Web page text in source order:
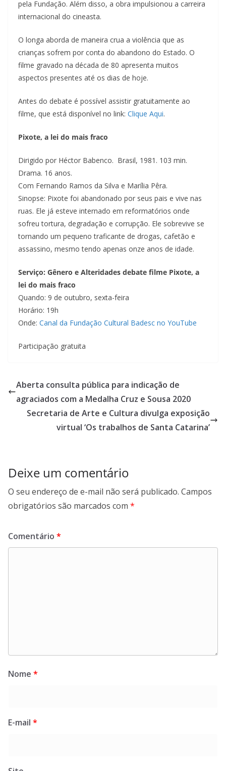
pela Fundação. Além disso, a obra impulsionou a carreira
internacional do cineasta.
O longa aborda de maneira crua a violência que as
crianças sofrem por conta do abandono do Estado. O
filme gravado na década de 80 apresenta muitos
aspectos presentes até os dias de hoje.
Antes do debate é possível assistir gratuitamente ao
filme, que está disponível no link: Clique Aqui.
Pixote, a lei do mais fraco
Dirigido por Héctor Babenco. Brasil, 1981. 103 min.
Drama. 16 anos.
Com Fernando Ramos da Silva e Marília Pêra.
Sinopse: Pixote foi abandonado por seus pais e vive nas
ruas. Ele já esteve internado em reformatórios onde
sofreu tortura, degradação e corrupção. Ele sobrevive se
tornando um pequeno traficante de drogas, cafetão e
assassino, mesmo tendo apenas onze anos de idade.
Serviço: Gênero e Alteridades debate filme Pixote, a
lei do mais fraco
Quando: 9 de outubro, sexta-feira
Horário: 19h
Onde: Canal da Fundação Cultural Badesc no YouTube
Participação gratuita
Aberta consulta pública para indicação de
agraciados com a Medalha Cruz e Sousa 2020
Secretaria de Arte e Cultura divulga exposição
virtual ‘Os trabalhos de Santa Catarina’
Deixe um comentário
O seu endereço de e-mail não será publicado. Campos
obrigatórios são marcados com *
Comentário *
Nome *
E-mail *